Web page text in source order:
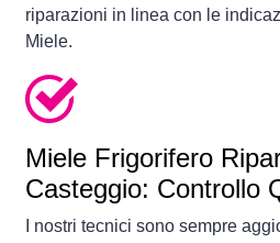
riparazioni in linea con le
Miele.
Miele Frigorifero
Casteggio: Controllo
I nostri tecnici sono sempre